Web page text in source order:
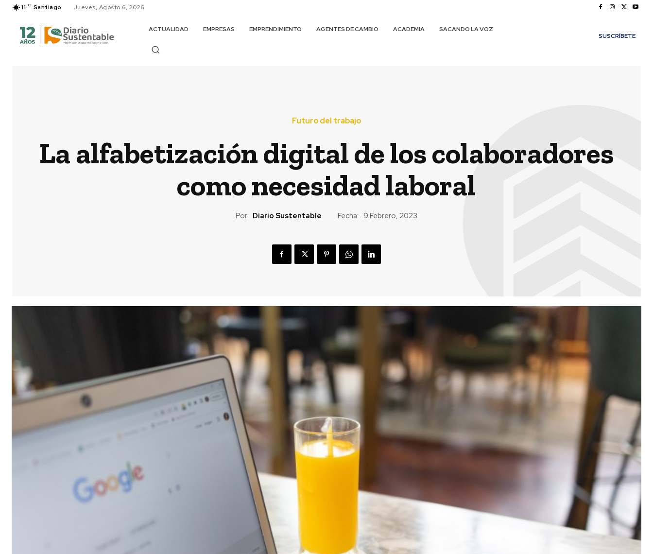
11 C Santiago Jueves, Agosto 6, 2026
ACTUALIDAD EMPRESAS EMPRENDIMIENTO AGENTES DE CAMBIO ACADEMIA
SACANDO LA VOZ
SUSCRÍBETE
Futuro del trabajo
La alfabetización digital de los colaboradores
como necesidad laboral
Por: Diario Sustentable Fecha: 9 Febrero, 2023